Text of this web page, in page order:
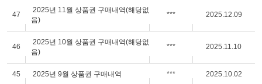
47
2025년 11월 상품권 구매내역(해당없
음)
*** 2025.12.09
46
2025년 10월 상품권 구매내역(해당없
음)
*** 2025.11.10
45 2025년 9월 상품권 구매내역 *** 2025.10.02